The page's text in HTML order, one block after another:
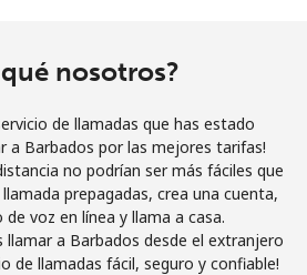
Únete
¡Hola!
nosotros?
de llamadas que has estado
a Barbados por las mejores tarifas!
no podrían ser más fáciles que
prepagadas, crea una cuenta,
voz en línea y llama a casa.
llamar a Barbados desde el extranjero
de llamadas fácil, seguro y confiable!